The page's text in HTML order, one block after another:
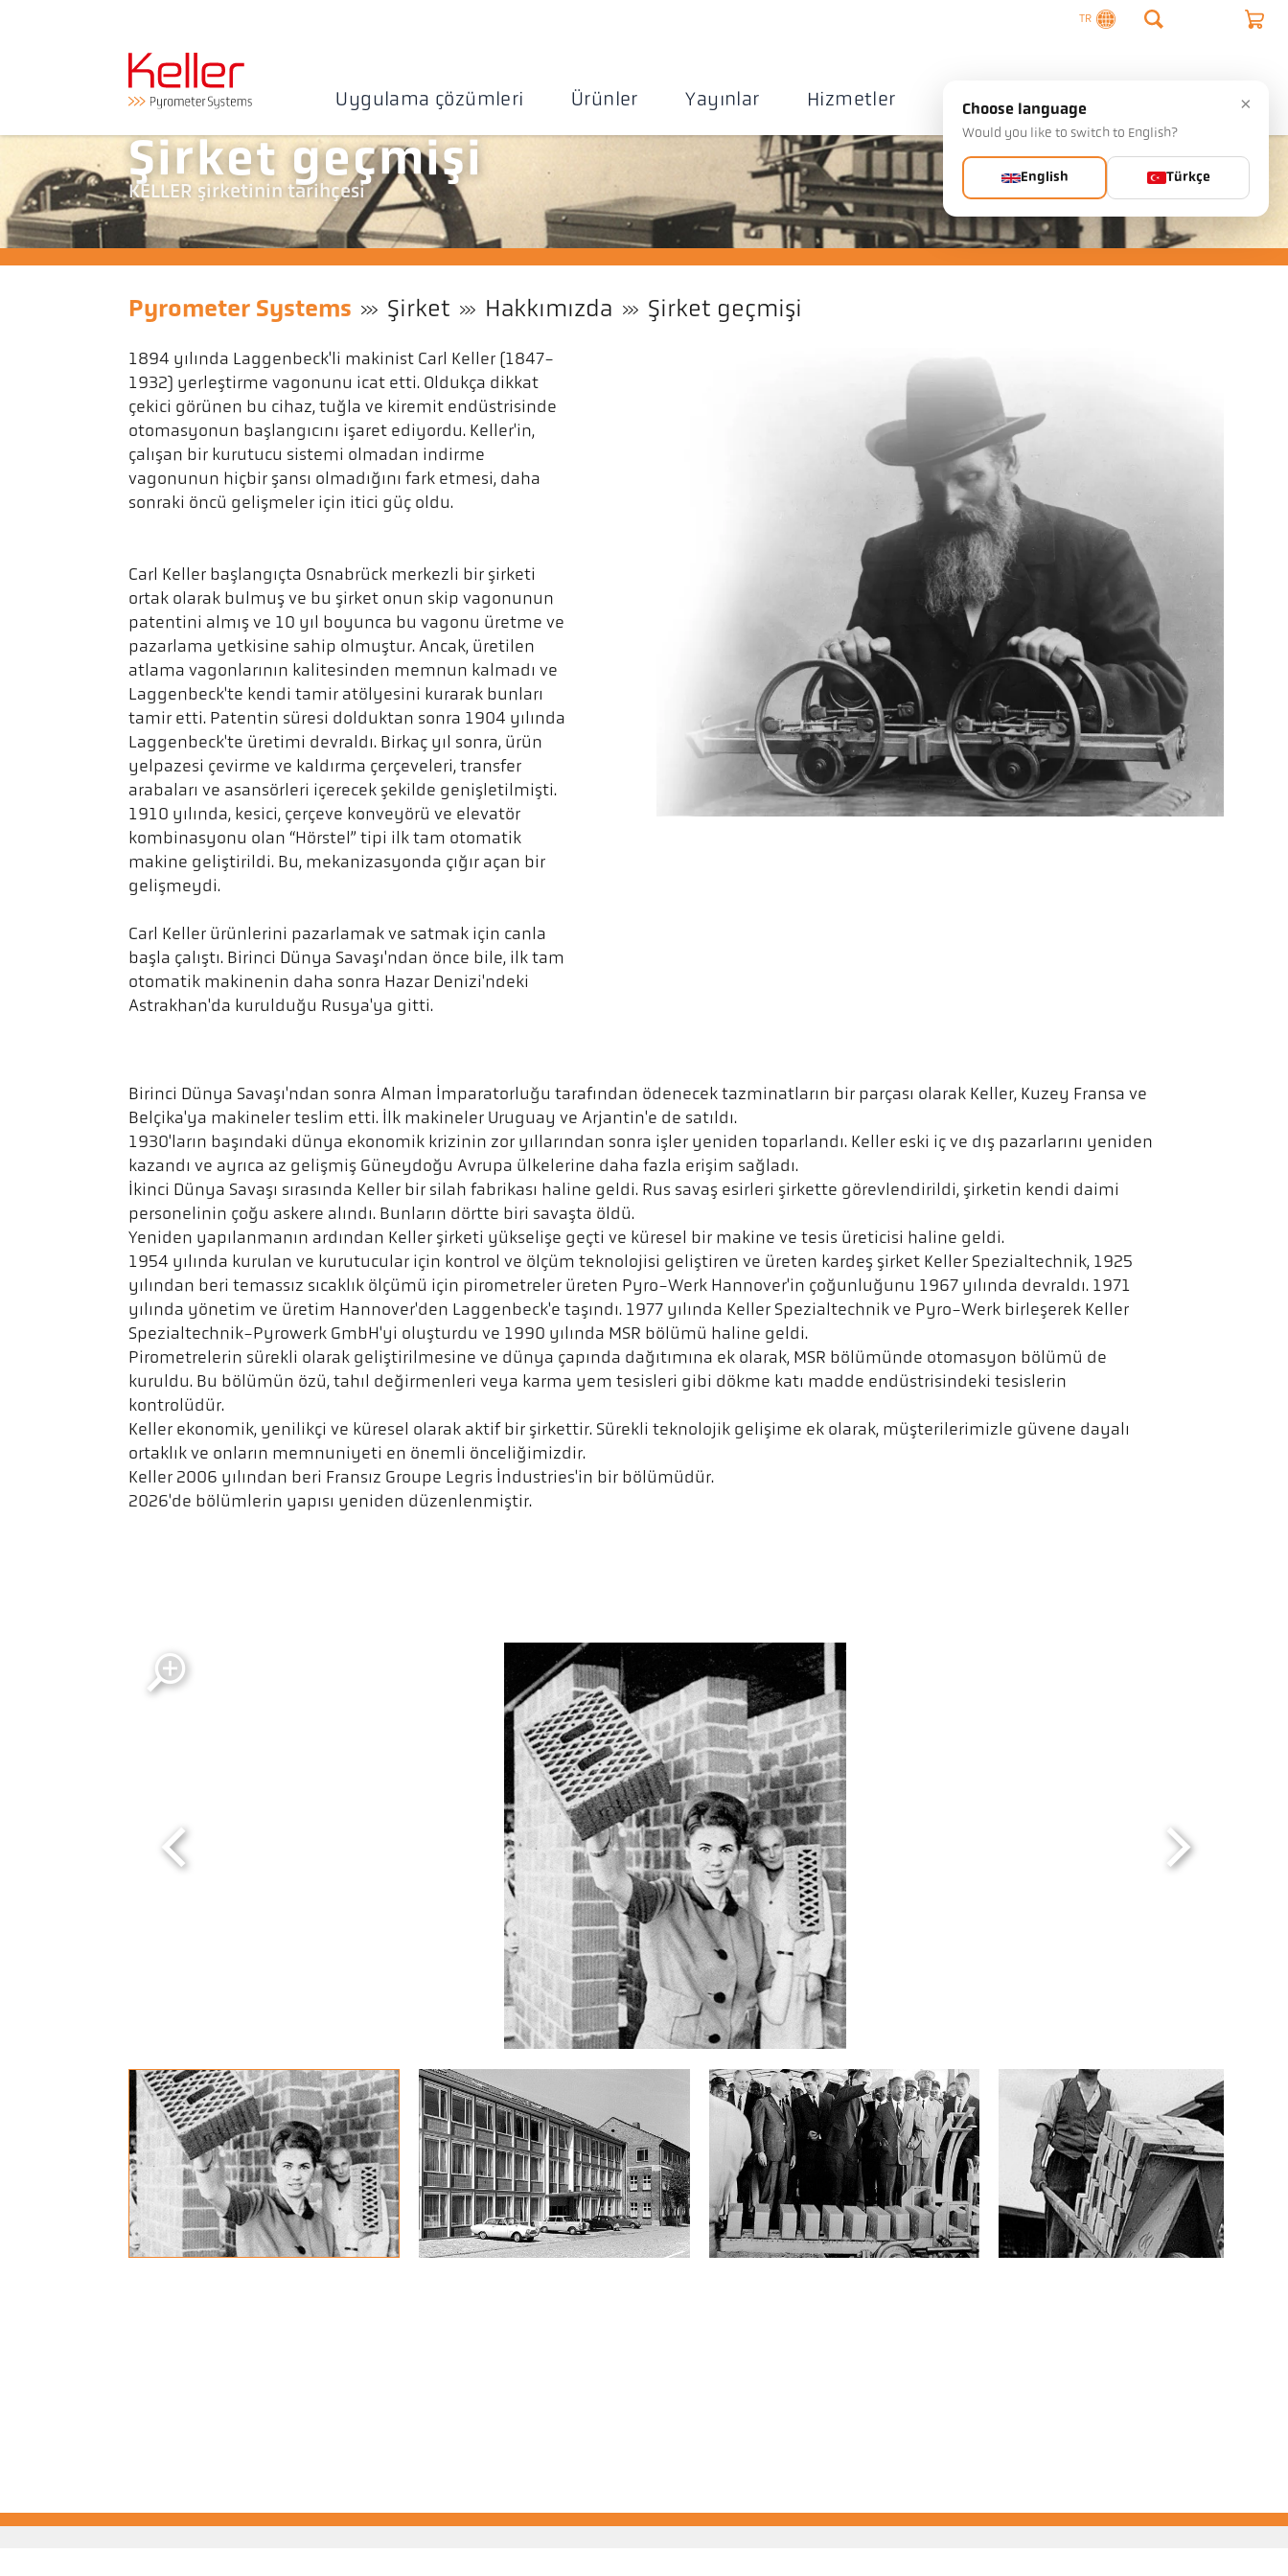
TR
Uygulama çözümleri Ürünler Yayınlar Hizmetler Şirket İletişim
Şirket geçmişi
KELLER şirketinin tarihçesi
Pyrometer Systems Şirket Hakkımızda Şirket geçmişi
1894 yılında Laggenbeck'li makinist Carl Keller (1847-
1932) yerleştirme vagonunu icat etti. Oldukça dikkat
çekici görünen bu cihaz, tuğla ve kiremit endüstrisinde
otomasyonun başlangıcını işaret ediyordu. Keller'in,
çalışan bir kurutucu sistemi olmadan indirme
vagonunun hiçbir şansı olmadığını fark etmesi, daha
sonraki öncü gelişmeler için itici güç oldu.
Carl Keller başlangıçta Osnabrück merkezli bir şirketi
ortak olarak bulmuş ve bu şirket onun skip vagonunun
patentini almış ve 10 yıl boyunca bu vagonu üretme ve
pazarlama yetkisine sahip olmuştur. Ancak, üretilen
atlama vagonlarının kalitesinden memnun kalmadı ve
Laggenbeck'te kendi tamir atölyesini kurarak bunları
tamir etti. Patentin süresi dolduktan sonra 1904 yılında
Laggenbeck'te üretimi devraldı. Birkaç yıl sonra, ürün
yelpazesi çevirme ve kaldırma çerçeveleri, transfer
arabaları ve asansörleri içerecek şekilde genişletilmişti.
1910 yılında, kesici, çerçeve konveyörü ve elevatör
kombinasyonu olan “Hörstel” tipi ilk tam otomatik
makine geliştirildi. Bu, mekanizasyonda çığır açan bir
gelişmeydi.
Carl Keller ürünlerini pazarlamak ve satmak için canla
başla çalıştı. Birinci Dünya Savaşı'ndan önce bile, ilk tam
otomatik makinenin daha sonra Hazar Denizi'ndeki
Astrakhan'da kurulduğu Rusya'ya gitti.
Birinci Dünya Savaşı'ndan sonra Alman İmparatorluğu tarafından ödenecek tazminatların bir parçası olarak Keller, Kuzey Fransa ve
Belçika'ya makineler teslim etti. İlk makineler Uruguay ve Arjantin'e de satıldı.
1930'ların başındaki dünya ekonomik krizinin zor yıllarından sonra işler yeniden toparlandı. Keller eski iç ve dış pazarlarını yeniden
kazandı ve ayrıca az gelişmiş Güneydoğu Avrupa ülkelerine daha fazla erişim sağladı.
İkinci Dünya Savaşı sırasında Keller bir silah fabrikası haline geldi. Rus savaş esirleri şirkette görevlendirildi, şirketin kendi daimi
personelinin çoğu askere alındı. Bunların dörtte biri savaşta öldü.
Yeniden yapılanmanın ardından Keller şirketi yükselişe geçti ve küresel bir makine ve tesis üreticisi haline geldi.
1954 yılında kurulan ve kurutucular için kontrol ve ölçüm teknolojisi geliştiren ve üreten kardeş şirket Keller Spezialtechnik, 1925
yılından beri temassız sıcaklık ölçümü için pirometreler üreten Pyro-Werk Hannover'in çoğunluğunu 1967 yılında devraldı. 1971
yılında yönetim ve üretim Hannover'den Laggenbeck'e taşındı. 1977 yılında Keller Spezialtechnik ve Pyro-Werk birleşerek Keller
Spezialtechnik-Pyrowerk GmbH'yi oluşturdu ve 1990 yılında MSR bölümü haline geldi.
Pirometrelerin sürekli olarak geliştirilmesine ve dünya çapında dağıtımına ek olarak, MSR bölümünde otomasyon bölümü de
kuruldu. Bu bölümün özü, tahıl değirmenleri veya karma yem tesisleri gibi dökme katı madde endüstrisindeki tesislerin
kontrolüdür.
Keller ekonomik, yenilikçi ve küresel olarak aktif bir şirkettir. Sürekli teknolojik gelişime ek olarak, müşterilerimizle güvene dayalı
ortaklık ve onların memnuniyeti en önemli önceliğimizdir.
Keller 2006 yılından beri Fransız Groupe Legris Industries'in bir bölümüdür.
2026'de bölümlerin yapısı yeniden düzenlenmiştir.
×
Choose language
Would you like to switch to English?
English Türkçe